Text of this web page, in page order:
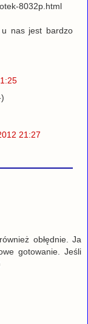
8032p.html
u nas jest bardzo
21:27
obłędnie. Ja
gotowanie. Jeśli